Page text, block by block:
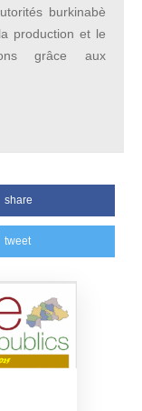
burkinabè
production et le
grâce aux
share
tweet